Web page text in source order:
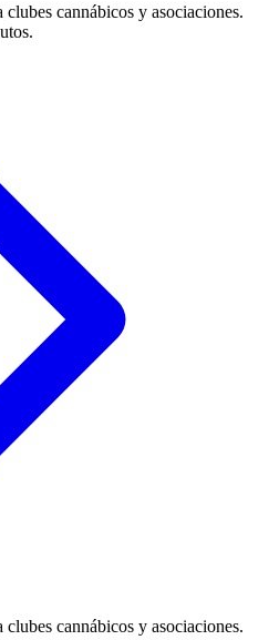
cannábicos y asociaciones.
cannábicos y asociaciones.